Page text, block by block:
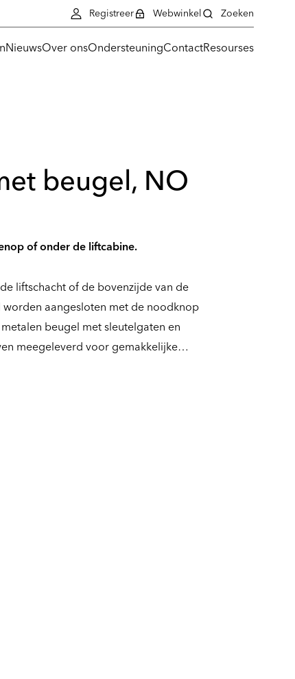
NieuwsOver onsOndersteuningContactResourses
Registreer Webwinkel Zoeken
beugel, NO
of onder de liftcabine.
liftschacht of de bovenzijde van de
aangesloten met de noodknop
beugel met sleutelgaten en
meegeleverd voor gemakkelijke